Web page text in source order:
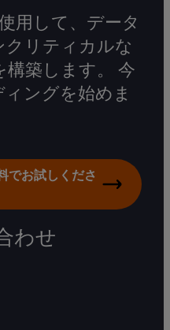
用して、データ
リティカルな
築します。 今
ングを始めま
でお試しくださ
わせ